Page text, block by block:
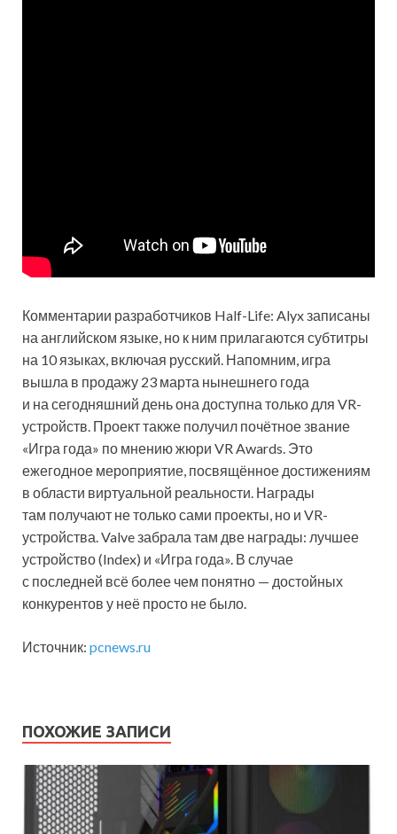
Комментарии разработчиков Half-Life: Alyx записаны
на английском языке, но к ним прилагаются субтитры
на 10 языках, включая русский. Напомним, игра
вышла в продажу 23 марта нынешнего года
и на сегодняшний день она доступна только для VR-
устройств. Проект также получил почётное звание
«Игра года» по мнению жюри VR Awards. Это
ежегодное мероприятие, посвящённое достижениям
в области виртуальной реальности. Награды
там получают не только сами проекты, но и VR-
устройства. Valve забрала там две награды: лучшее
устройство (Index) и «Игра года». В случае
с последней всё более чем понятно — достойных
конкурентов у неё просто не было.
Источник: pcnews.ru
ПОХОЖИЕ ЗАПИСИ